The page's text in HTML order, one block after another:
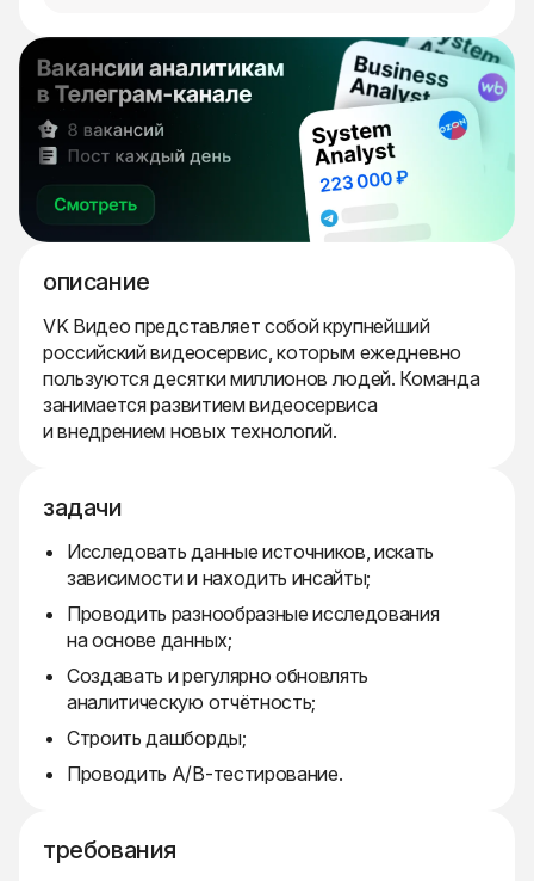
описание
VK Видео представляет собой крупнейший
российский видеосервис, которым ежедневно
пользуются десятки миллионов людей. Команда
занимается развитием видеосервиса
и внедрением новых технологий.
задачи
Исследовать данные источников, искать
зависимости и находить инсайты;
Проводить разнообразные исследования
на основе данных;
Создавать и регулярно обновлять
аналитическую отчётность;
Строить дашборды;
Проводить A/B-тестирование.
требования